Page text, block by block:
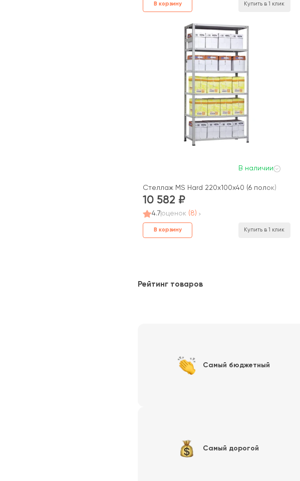
В корзину Купить в 1 клик
В наличии
Стеллаж MS Hard 220x100x40 (6 полок)
10 582
4.7 оценок (8)
В корзину Купить в 1 клик
Рейтинг товаров
Самый бюджетный
Самый дорогой